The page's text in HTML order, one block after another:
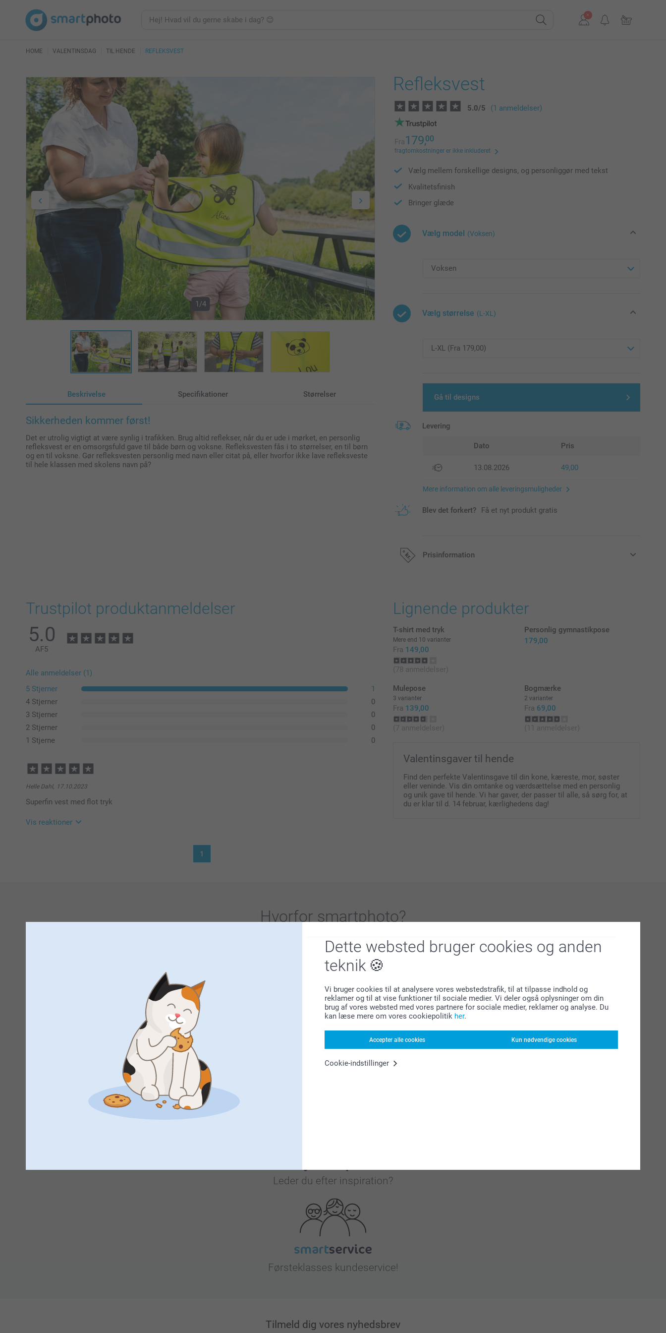
Dette websted bruger cookies og anden
teknik
Vi bruger cookies til at analysere vores webstedstrafik, til at tilpasse indhold og
reklamer og til at vise funktioner til sociale medier. Vi deler også oplysninger om din
brug af vores websted med vores partnere for sociale medier, reklamer og analyse. Du
kan læse mere om vores cookiepolitik her.
Accepter alle cookies Kun nødvendige cookies
Cookie-indstillinger
HOME VALENTINSDAG TIL HENDE REFLEKSVEST
1/4
Beskrivelse Specifikationer Størrelser
Sikkerheden kommer først!
Det er utrolig vigtigt at være synlig i trafikken. Brug altid reflekser, når du er ude i mørket, en personlig
refleksvest er en omsorgsfuld gave til både børn og voksne. Refleksvesten fås i to størrelser, en til børn
og en til voksne. Gør refleksvesten personlig med navn eller citat på, eller hvorfor ikke lave refleksveste
til hele klassen med skolens navn på?
Refleksvest
5.0/5 (1 anmeldelser)
Fra179,00
fragtomkostninger er ikke inkluderet
Vælg mellem forskellige designs, og personliggør med tekst
Kvalitetsfinish
Bringer glæde
Vælg model (Voksen)
Vælg størrelse (L-XL)
Gå til designs
Levering
Dato Pris
13.08.2026 49,00
Mere information om alle leveringsmuligheder
Blev det forkert? Få et nyt produkt gratis
Prisinformation
Trustpilot produktanmeldelser
5.0
AF5
Alle anmeldelser (1)
5 Stjerner
1
4 Stjerner
0
3 Stjerner
0
2 Stjerner
0
1 Stjerne
0
Helle Dahl, 17.10.2023
Superfin vest med flot tryk
Vis reaktioner
1
Lignende produkter
T-shirt med tryk
Mere end 10 varianter
Fra 149,00
(78 anmeldelser)
Personlig gymnastikpose
179,00
Mulepose
3 varianter
Fra 139,00
(7 anmeldelser)
Bogmærke
2 varianter
Fra 69,00
(11 anmeldelser)
Valentinsgaver til hende
Find den perfekte Valentinsgave til din kone, kæreste, mor, søster
eller veninde. Vis din omtanke og værdsættelse med en personlig
og unik gave til hende. Vi har gaver, der passer til alle, så sørg for, at
du er klar til d. 14 februar, kærlighedens dag!
Hvorfor smartphoto?
Tilfreds kunde garanti
Leder du efter inspiration?
Førsteklasses kundeservice!
Tilmeld dig vores nyhedsbrev